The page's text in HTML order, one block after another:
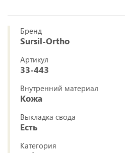
Бренд
Sursil-Ortho
Артикул
33-443
Внутренний материал
Кожа
Выкладка свода
Есть
Категория